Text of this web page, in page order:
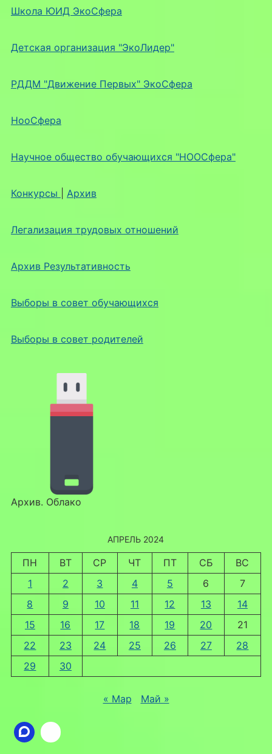
Школа ЮИД ЭкоСфера
Детская организация "ЭкоЛидер"
РДДМ "Движение Первых" ЭкоСфера
НооСфера
Научное общество обучающихся "НООСфера"
Конкурсы Архив
Легализация трудовых отношений
Архив Результативность
Выборы в совет обучающихся
Выборы в совет родителей
Архив. Облако
АПРЕЛЬ 2024
ПН ВТ СР ЧТ ПТ СБ
ВС
1
2 3 4 5 6
7
8
9 10 11 12 13
14
15
16 17 18 19 20
21
22
23 24 25 26 27
28
29
30
« Мар Май »